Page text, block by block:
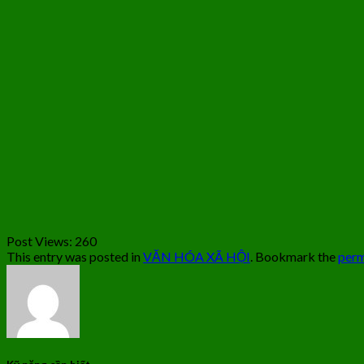
Post Views: 260
This entry was posted in VĂN HÓA XÃ HỘI. Bookmark the